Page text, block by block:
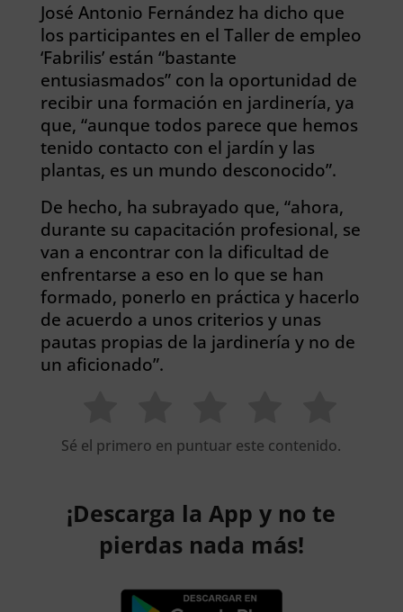
José Antonio Fernández ha dicho que
los participantes en el Taller de empleo
‘Fabrilis’ están “bastante
entusiasmados” con la oportunidad de
recibir una formación en jardinería, ya
que, “aunque todos parece que hemos
tenido contacto con el jardín y las
plantas, es un mundo desconocido”.
De hecho, ha subrayado que, “ahora,
durante su capacitación profesional, se
van a encontrar con la dificultad de
enfrentarse a eso en lo que se han
formado, ponerlo en práctica y hacerlo
de acuerdo a unos criterios y unas
pautas propias de la jardinería y no de
un aficionado”.
Sé el primero en puntuar este contenido.
¡Descarga la App y no te
pierdas nada más!